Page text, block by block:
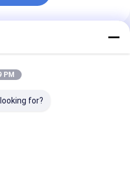
PM
for?